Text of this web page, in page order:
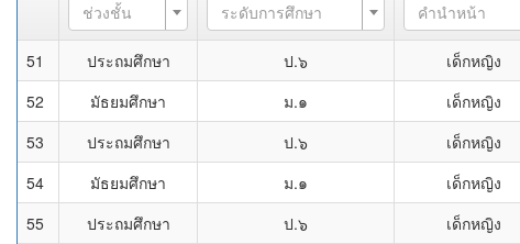
ช่วงชั้น ระดับการศึกษา คำนำหน้า
51 ประถมศึกษา ป.๖ เด็กหญิง
52
มัธยมศึกษา ม.๑ เด็กหญิง
53
ประถมศึกษา ป.๖ เด็กหญิง
54
มัธยมศึกษา ม.๑ เด็กหญิง
55
ประถมศึกษา ป.๖ เด็กหญิง